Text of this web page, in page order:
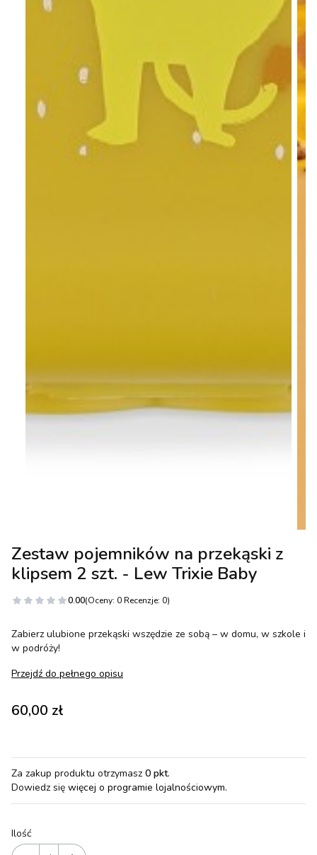
Zestaw pojemników na przekąski z
klipsem 2 szt. - Lew Trixie Baby
0.00(Oceny: 0 Recenzje: 0)
Zabierz ulubione przekąski wszędzie ze sobą – w domu, w szkole i
w podróży!
Przejdź do pełnego opisu
Cena
60,00 zł
Za zakup produktu otrzymasz 0 pkt.
Dowiedz się więcej o programie lojalnościowym.
Ilość